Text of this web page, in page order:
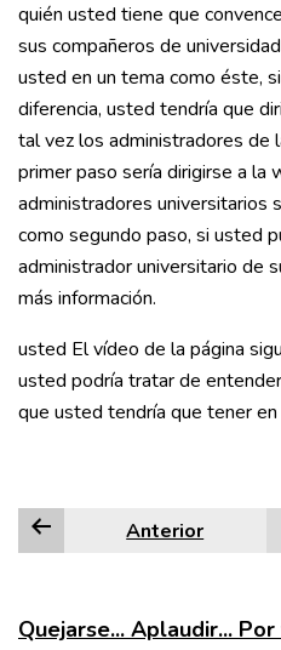
quién usted tiene que
sus compañeros de
usted en un tema como éste,
diferencia, usted tendría que
tal vez los administradores de
primer paso sería dirigirse a la
administradores universitarios
como segundo paso, si usted
administrador universitario de
más información.
usted El vídeo de la página
usted podría tratar de
que usted tendría que tener en
Anterior
Quejarse... Aplaudir...